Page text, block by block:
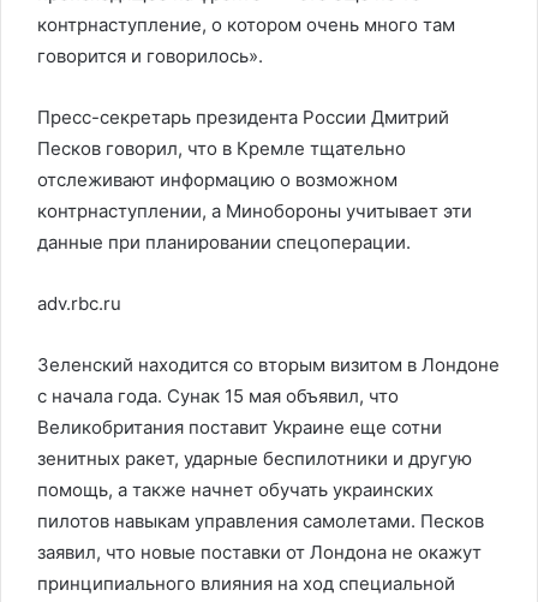
контрнаступление, о котором очень много там
говорится и говорилось».
Пресс-секретарь президента России Дмитрий
Песков говорил, что в Кремле тщательно
отслеживают информацию о возможном
контрнаступлении, а Минобороны учитывает эти
данные при планировании спецоперации.
adv.rbc.ru
Зеленский находится со вторым визитом в Лондоне
с начала года. Сунак 15 мая объявил, что
Великобритания поставит Украине еще сотни
зенитных ракет, ударные беспилотники и другую
помощь, а также начнет обучать украинских
пилотов навыкам управления самолетами. Песков
заявил, что новые поставки от Лондона не окажут
принципиального влияния на ход специальной